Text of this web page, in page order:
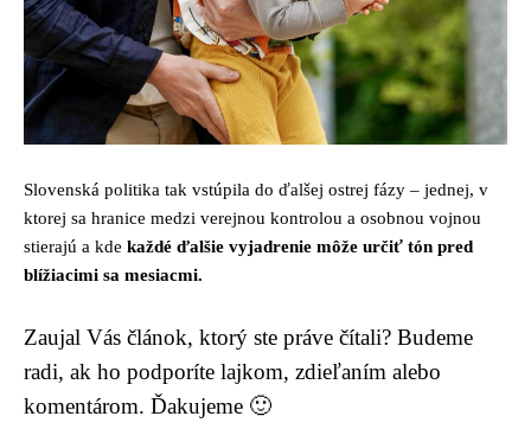
Slovenská politika tak vstúpila do ďalšej ostrej fázy – jednej, v
ktorej sa hranice medzi verejnou kontrolou a osobnou vojnou
stierajú a kde každé ďalšie vyjadrenie môže určiť tón pred
blížiacimi sa mesiacmi.
Zaujal Vás článok, ktorý ste práve čítali? Budeme
radi, ak ho podporíte lajkom, zdieľaním alebo
komentárom. Ďakujeme 🙂